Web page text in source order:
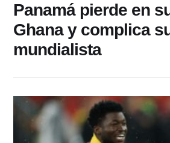
Panamá pierde en
Ghana y complica
mundialista